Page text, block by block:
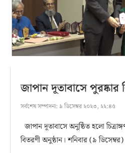
জাপান দূতাবাসে পুরষ্কার
সর্বশেষ সম্পাদনা: ৯ ডিসেম্বর ২০২৩, ২২:৪৫
জাপান দূতাবাসে অনুষ্ঠিত হলো
বিতরণী অনুষ্ঠান। শনিবার (৯